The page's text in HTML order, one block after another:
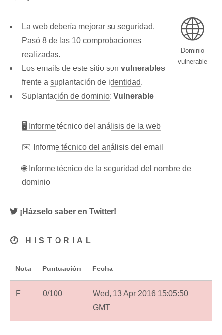
🌐
Dominio
vulnerable
La web debería mejorar su seguridad.
Pasó 8 de las 10 comprobaciones
realizadas.
Los emails de este sitio son vulnerables
frente a suplantación de identidad.
Suplantación de dominio: Vulnerable
🖥 Informe técnico del análisis de la web
✉️ Informe técnico del análisis del email
🌐 Informe técnico de la seguridad del nombre de
dominio
¡Házselo saber en Twitter!
🕐 HISTORIAL
Nota Puntuación Fecha
F 0/100
Wed, 13 Apr 2016 15:05:50
GMT